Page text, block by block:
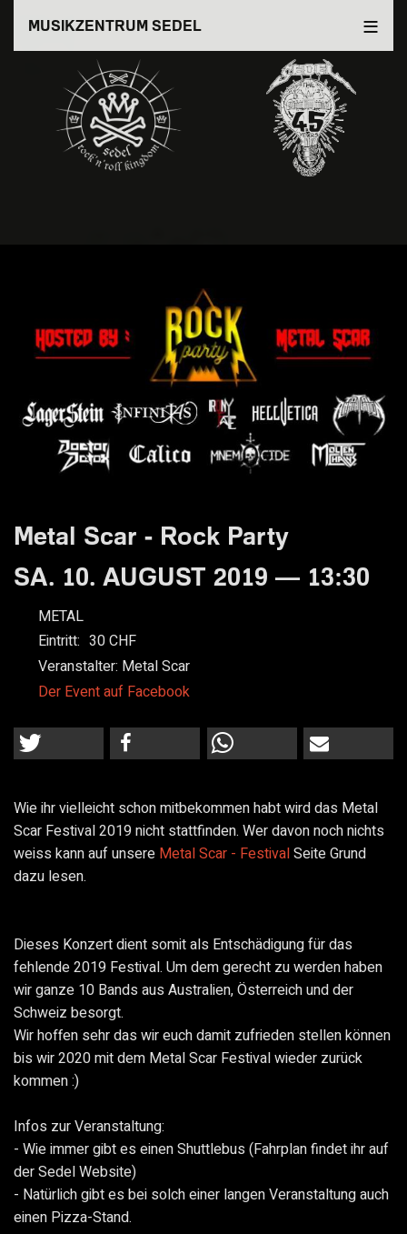
Inhalt
MUSIKZENTRUM SEDEL
Metal Scar - Rock Party
SA. 10. AUGUST 2019 — 13:30
METAL
Eintritt: 30
Veranstalter: Metal Scar
Der Event auf Facebook
Wie ihr vielleicht schon mitbekommen habt wird das Metal
Scar Festival 2019 nicht stattfinden. Wer davon noch nichts
weiss kann auf unsere Metal Scar - FestivalSeite Grund
dazu lesen.
Dieses Konzert dient somit als Entschädigung für das
fehlende 2019 Festival. Um dem gerecht zu werden haben
wir ganze 10 Bands aus Australien, Österreich und der
Schweiz besorgt.
Wir hoffen sehr das wir euch damit zufrieden stellen können
bis wir 2020 mit dem Metal Scar Festival wieder zurück
kommen :)
Infos zur Veranstaltung:
- Wie immer gibt es einen Shuttlebus (Fahrplan findet ihr auf
der Sedel Website)
- Natürlich gibt es bei solch einer langen Veranstaltung auch
einen Pizza-Stand.